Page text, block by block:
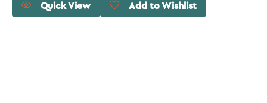
Quick View Add to Wishlist